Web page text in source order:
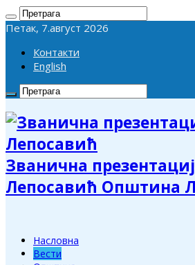
Петак, 7.август 2026
Контакти
English
Званична
Лепосавић Општина
Насловна
Вести